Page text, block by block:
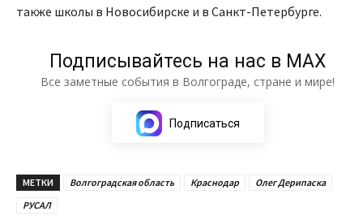
также школы в Новосибирске и в Санкт-Петербурге.
Подписывайтесь на нас в МАХ
Все заметные события в Волгограде, стране и мире!
Подписаться
МЕТКИ Волгоградская область Краснодар
Олег Дерипаска
РУСАЛ